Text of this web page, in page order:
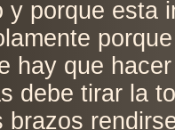
y porque esta
hay que
debe tirar la
brazos